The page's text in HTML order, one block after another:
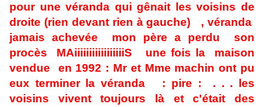
pour une véranda qui gênait les voisins de
droite (rien devant rien à gauche) , véranda
jamais achevée mon père a perdu son
procès MAiiiiiiiiiiiiiiiiiS une fois la maison
vendue en 1992 : Mr et Mme machin ont pu
eux terminer la véranda : pire : . . . les
voisins vivent toujours là et c'était des